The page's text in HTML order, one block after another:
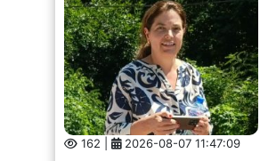
162 | 2026-08-07 11:47:09
България изнася рекордни
количества електроенергия, а